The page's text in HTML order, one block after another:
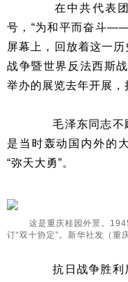
在中共代表团
号，“为和平而奋斗
屏幕上，回放着这一
战争暨世界反法西斯
举办的展览去年开展，
毛泽东同志不顾
是当时轰动国内外的
“弥天大勇”。
这是重庆桂园外景。
订“双十协定”。新华社发（重
抗日战争胜利后